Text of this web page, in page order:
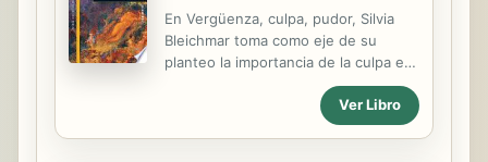
el volumen abre nuevas...
En Vergüenza, culpa, pudor, Silvia
Bleichmar toma como eje de su
planteo la importancia de la culpa en
la constitución subjetiva y sus
consecuencias en las decisiones
éticas de la práctica psicoanalítica.
Ver Libro